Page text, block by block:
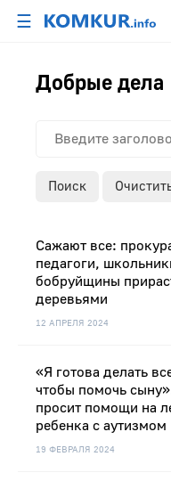
☰
Добрые дела
Поиск
12 АПРЕЛЯ 2024
Сажают все:
педагоги,
бобруйщины
деревьями
19 ФЕВРАЛЯ 2024
«Я готова делать
чтобы помочь
просит помощи на
ребенка с аутизмом